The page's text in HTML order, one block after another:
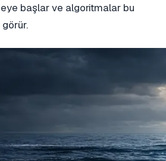
başlar ve algoritmalar bu
görür.